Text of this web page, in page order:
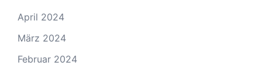
April 2024
März 2024
Februar 2024